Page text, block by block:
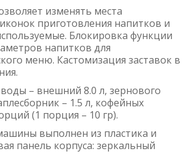
изменять места
приготовления напитков и
Блокировка функции
напитков для
меню. Кастомизация заставок в
– внешний 8.0 л, зернового
– 1.5 л, кофейных
(1 порция – 10 гр).
выполнен из пластика и
панель корпуса: зеркальный